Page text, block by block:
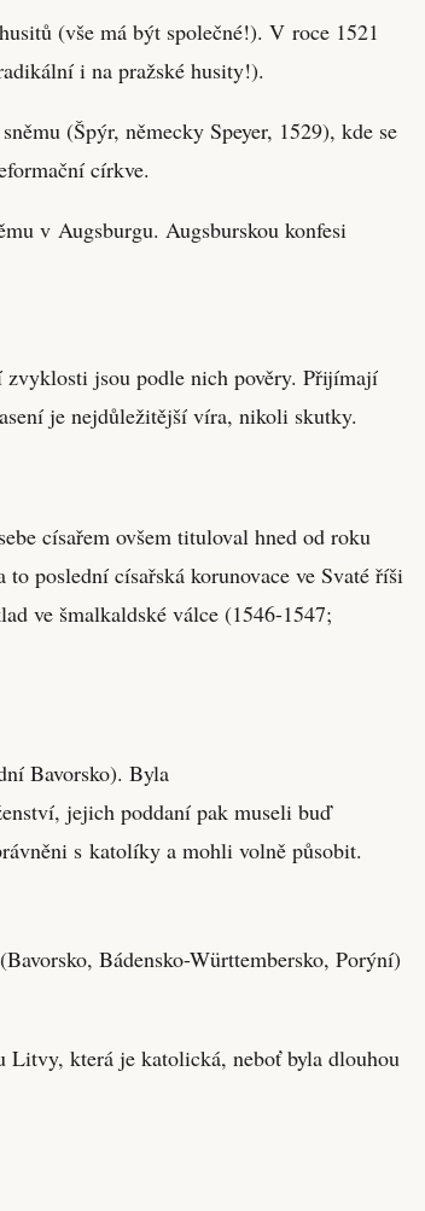
(vše má být společné!). V roce 1521
i na pražské husity!).
(Špýr, německy Speyer, 1529), kde se
církve.
v Augsburgu. Augsburskou konfesi
jsou podle nich pověry. Přijímají
je nejdůležitější víra, nikoli skutky.
císařem ovšem tituloval hned od roku
poslední císařská korunovace ve Svaté říši
ve šmalkaldské válce (1546-1547;
Bavorsko). Byla
jejich poddaní pak museli buď
s katolíky a mohli volně působit.
Bádensko-Württembersko, Porýní)
Litvy, která je katolická, neboť byla dlouhou